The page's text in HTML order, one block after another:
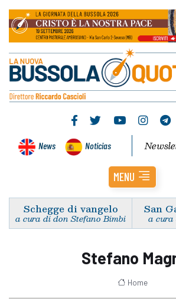
News Noticias
MENU
Schegge di vangelo
a cura di don Stefano Bimbi
San
a cura
Stefano
Home